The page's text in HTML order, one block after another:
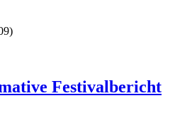
Festivalbericht